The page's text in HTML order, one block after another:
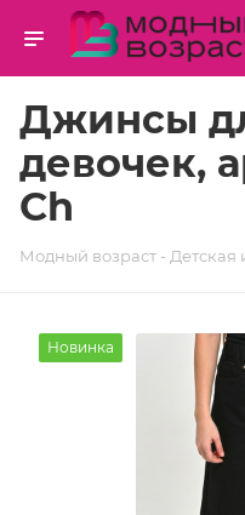
Джинсы
девочек,
Ch
Модный возраст - Детская
Новинка